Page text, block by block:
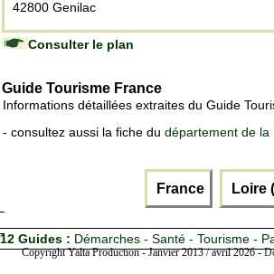
42800 Genilac
Consulter le plan
Guide Tourisme France
Informations détaillées extraites du Guide
- consultez aussi la fiche du département de la
France Loire
12 Guides : Démarches - Santé - Tourisme -
Copyright Yalta Production - Janvier 2013 / avril 2026 -